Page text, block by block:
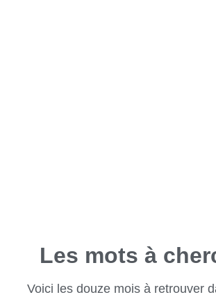
Les mots à
Voici les douze mois à retrouver